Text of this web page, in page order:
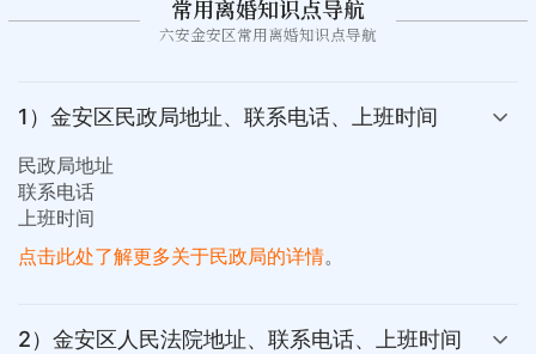
常用离婚知识点导航
六安金安区常用离婚知识点导航
1）金安区民政局地址、联系电话、上班时间
民政局地址
联系电话
上班时间
点击此处了解更多关于民政局的详情。
2）金安区人民法院地址、联系电话、上班时间